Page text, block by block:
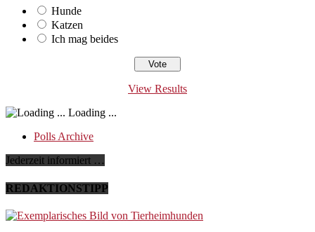
Hunde
Katzen
Ich mag beides
View Results
Loading ...
Polls Archive
Jederzeit informiert …
REDAKTIONSTIPP